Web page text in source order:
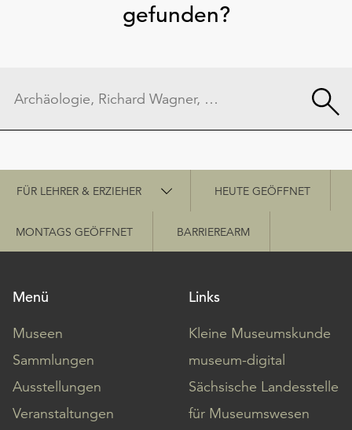
gefunden?
Schnellzugriff
FÜR LEHRER & ERZIEHER HEUTE GEÖFFNET
MONTAGS GEÖFFNET BARRIEREARM
Menü
Museen
Sammlungen
Ausstellungen
Veranstaltungen
Links
Kleine Museumskunde
museum-digital
Sächsische Landesstelle
für Museumswesen